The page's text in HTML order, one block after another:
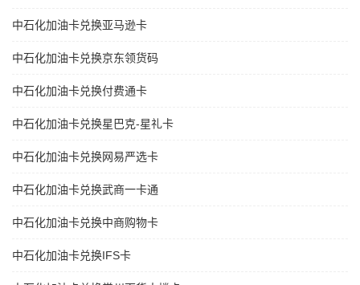
中石化加油卡兑换亚马逊卡
中石化加油卡兑换京东领货码
中石化加油卡兑换付费通卡
中石化加油卡兑换星巴克-星礼卡
中石化加油卡兑换网易严选卡
中石化加油卡兑换武商一卡通
中石化加油卡兑换中商购物卡
中石化加油卡兑换IFS卡